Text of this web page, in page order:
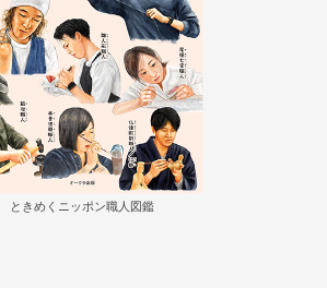
ときめくニッポン職人図鑑